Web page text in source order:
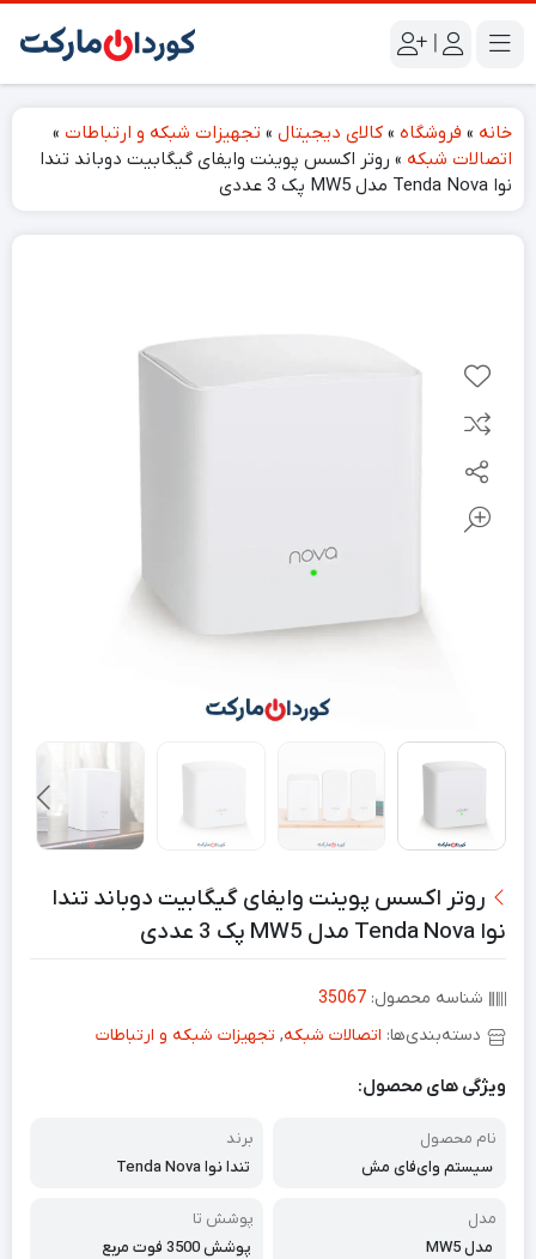
|
خانه » فروشگاه » کالای دیجیتال » تجهیزات شبکه و ارتباطات »
اتصالات شبکه » روتر اکسس پوینت وایفای گیگابیت دوباند تندا
نوا Tenda Nova مدل MW5 پک 3 عددی
روتر اکسس پوینت وایفای گیگابیت دوباند تندا
نوا Tenda Nova مدل MW5 پک 3 عددی
شناسه محصول: 35067
دسته‌بندی‌ها: اتصالات شبکه, تجهیزات شبکه و ارتباطات
ویژگی های محصول:
نام محصول
سیستم وای‌فای مش
برند
تندا نوا Tenda Nova
مدل
مدل MW5
پوشش تا
پوشش 3500 فوت مربع